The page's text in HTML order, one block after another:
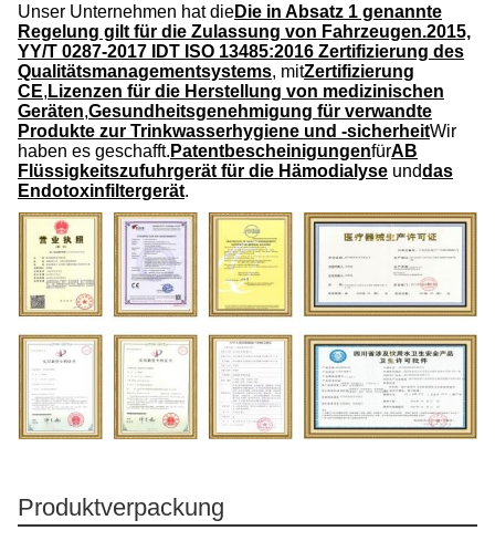
Unser Unternehmen hat dieDie in Absatz 1 genannte
Regelung gilt für die Zulassung von Fahrzeugen.2015,
YY/T 0287-2017 IDT ISO 13485:2016 Zertifizierung des
Qualitätsmanagementsystems, mitZertifizierung
CE, Lizenzen für die Herstellung von medizinischen
Geräten,Gesundheitsgenehmigung für verwandte
Produkte zur Trinkwasserhygiene und -sicherheitWir
haben es geschafft. PatentbescheinigungenfürAB
Flüssigkeitszufuhrgerät für die Hämodialyse unddas
Endotoxinfiltergerät.
Produktverpackung